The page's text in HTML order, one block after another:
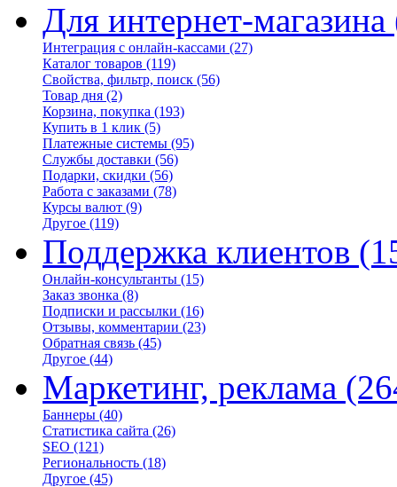
Для интернет-магазина
Интеграция с онлайн-кассами (27)
Каталог товаров (119)
Свойства, фильтр, поиск (56)
Товар дня (2)
Корзина, покупка (193)
Купить в 1 клик (5)
Платежные системы (95)
Службы доставки (56)
Подарки, скидки (56)
Работа с заказами (78)
Курсы валют (9)
Другое (119)
Поддержка клиентов
Онлайн-консультанты (15)
Заказ звонка (8)
Подписки и рассылки (16)
Отзывы, комментарии (23)
Обратная связь (45)
Другое (44)
Маркетинг, реклама
Баннеры (40)
Статистика сайта (26)
SEO (121)
Региональность (18)
Другое (45)